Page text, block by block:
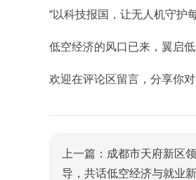
“以科技报国，让无人机守护
低空经济的风口已来，翼启
欢迎在评论区留言，分享你
上一篇：成都市天府新区
导，共话低空经济与就业